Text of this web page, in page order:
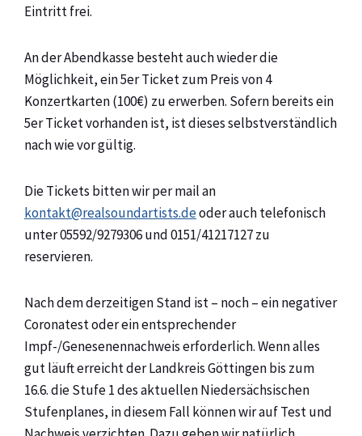
Eintritt frei.
An der Abendkasse besteht auch wieder die
Möglichkeit, ein 5er Ticket zum Preis von 4
Konzertkarten (100€) zu erwerben. Sofern bereits ein
5er Ticket vorhanden ist, ist dieses selbstverständlich
nach wie vor gültig.
Die Tickets bitten wir per mail an
kontakt@realsoundartists.deoder auch telefonisch
unter 05592/9279306 und 0151/41217127 zu
reservieren.
Nach dem derzeitigen Stand ist – noch – ein negativer
Coronatest oder ein entsprechender
Impf-/Genesenennachweis erforderlich. Wenn alles
gut läuft erreicht der Landkreis Göttingen bis zum
16.6. die Stufe 1 des aktuellen Niedersächsischen
Stufenplanes, in diesem Fall können wir auf Test und